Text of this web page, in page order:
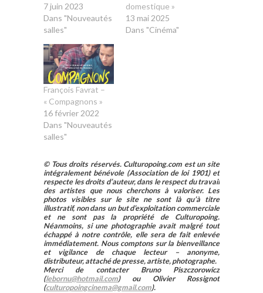
7 juin 2023
Dans "Nouveautés
salles"
domestique »
13 mai 2025
Dans "Cinéma"
François Favrat –
« Compagnons »
16 février 2022
Dans "Nouveautés
salles"
© Tous droits réservés. Culturopoing.com est un site
intégralement bénévole (Association de loi 1901) et
respecte les droits d’auteur, dans le respect du travail
des artistes que nous cherchons à valoriser. Les
photos visibles sur le site ne sont là qu’à titre
illustratif, non dans un but d’exploitation commerciale
et ne sont pas la propriété de Culturopoing.
Néanmoins, si une photographie avait malgré tout
échappé à notre contrôle, elle sera de fait enlevée
immédiatement. Nous comptons sur la bienveillance
et vigilance de chaque lecteur – anonyme,
distributeur, attaché de presse, artiste, photographe.
Merci de contacter Bruno Piszczorowicz
(lebornu@hotmail.com) ou Olivier Rossignot
(culturopoingcinema@gmail.com).